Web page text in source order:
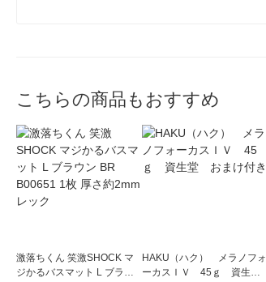
こちらの商品もおすすめ
激落ちくん 笑激SHOCK マ
ジかるバスマット L ブラウ
HAKU（ハク） メラノフォ
ーカスＩＶ 45ｇ 資生